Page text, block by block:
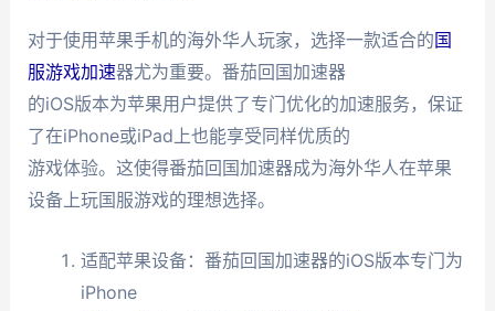
对于使用苹果手机的海外华人玩家，选择一款适合的国
服游戏加速器尤为重要。番茄回国加速器
的iOS版本为苹果用户提供了专门优化的加速服务，保证
了在iPhone或iPad上也能享受同样优质的
游戏体验。这使得番茄回国加速器成为海外华人在苹果
设备上玩国服游戏的理想选择。
适配苹果设备：番茄回国加速器的iOS版本专门为
iPhone